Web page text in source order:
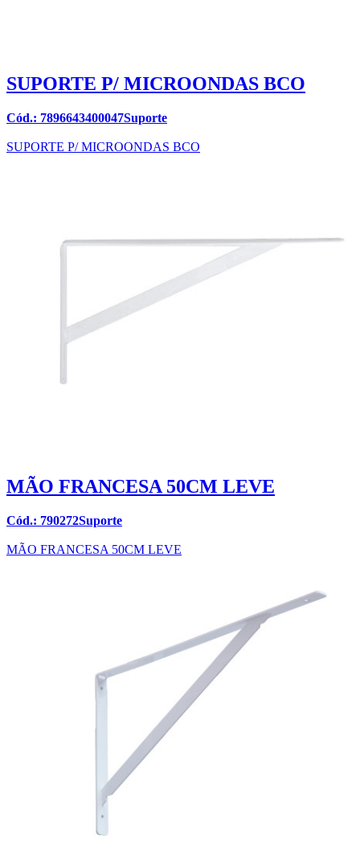
SUPORTE P/ MICROONDAS BCO
Cód.: 7896643400047Suporte
SUPORTE P/ MICROONDAS BCO
MÃO FRANCESA 50CM LEVE
Cód.: 790272Suporte
MÃO FRANCESA 50CM LEVE